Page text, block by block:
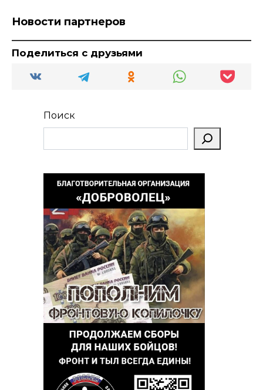
Новости партнеров
Поделиться с друзьями
Поиск